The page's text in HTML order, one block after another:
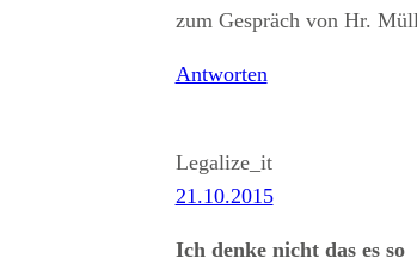
zum Gespräch von Hr.
Antworten
Legalize_it
21.10.2015
Ich denke nicht das es so